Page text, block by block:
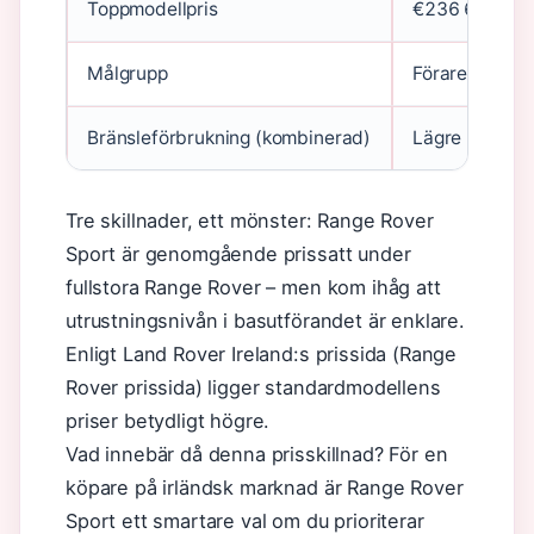
Toppmodellpris €236 690
Målgrupp Förare som
Bränsleförbrukning (kombinerad) Lägre
Tre skillnader, ett mönster: Range Rover
Sport är genomgående prissatt under
fullstora Range Rover – men kom ihåg att
utrustningsnivån i basutförandet är enklare.
Enligt Land Rover Ireland:s prissida (Range
Rover prissida) ligger standardmodellens
priser betydligt högre.
Vad innebär då denna prisskillnad? För en
köpare på irländsk marknad är Range Rover
Sport ett smartare val om du prioriterar